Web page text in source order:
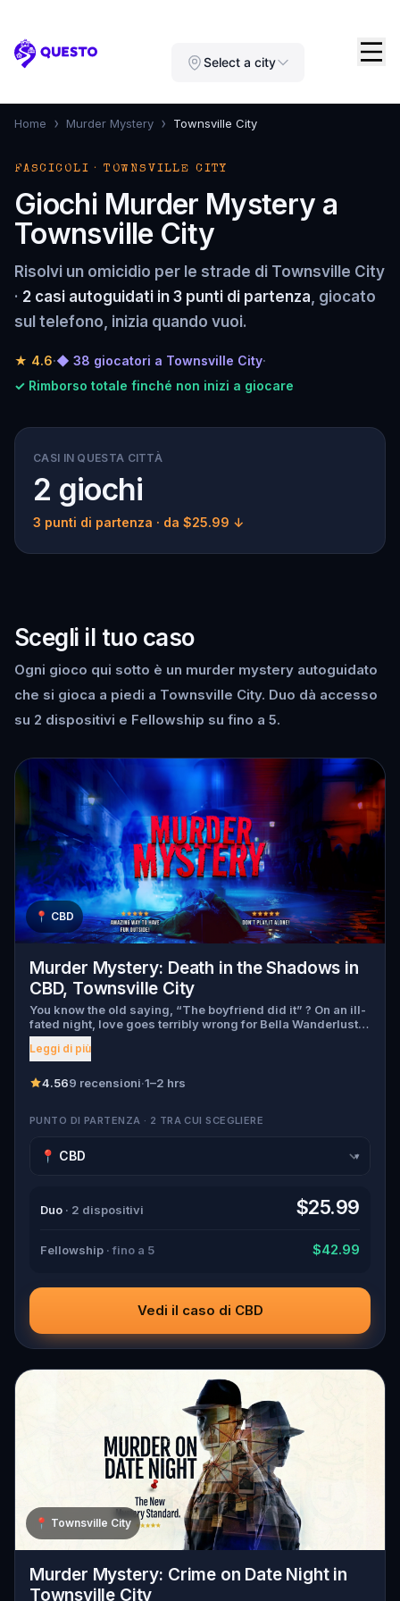
Questo Select a city
Home › Murder Mystery › Townsville City
FASCICOLI · TOWNSVILLE CITY
Giochi Murder Mystery a
Townsville City
Risolvi un omicidio per le strade di Townsville City
· 2 casi autoguidati in 3 punti di partenza, giocato
sul telefono, inizia quando vuoi.
★ 4.6·◆ 38 giocatori a Townsville City·
✓ Rimborso totale finché non inizi a giocare
CASI IN QUESTA CITTÀ
2 giochi
3 punti di partenza · da $25.99 ↓
Scegli il tuo caso
Ogni gioco qui sotto è un murder mystery autoguidato
che si gioca a piedi a Townsville City. Duo dà accesso
su 2 dispositivi e Fellowship su fino a 5.
📍 CBD
Murder Mystery: Death in the Shadows in
CBD, Townsville City
You know the old saying, “The boyfriend did it” ? On an ill-
fated night, love goes terribly wrong for Bella Wanderlust
and Walter Bridges . Bella, a famous travel blogger, was
found dead during a ghost tour led by the theatrical Percy
Walter, the obsessed boyfriend? Percy, the ghost tour
suspects, and expose the real murderer before they strike
down all the crucial evidence.
Leggi di più
4.569 recensioni·1–2 hrs
PUNTO DI PARTENZA · 2 TRA CUI SCEGLIERE
▾
Duo · 2 dispositivi $25.99
Fellowship · fino a 5 $42.99
Vedi il caso di CBD
📍 Townsville City
Murder Mystery: Crime on Date Night in
Townsville City